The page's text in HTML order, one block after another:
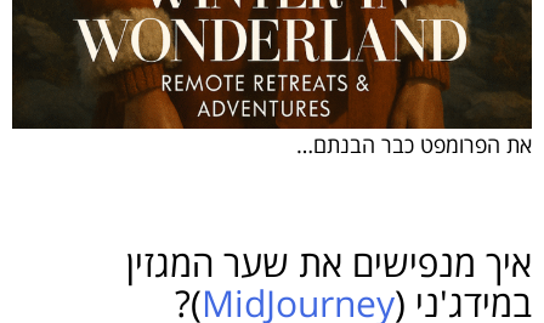
את הפרומפט כבר הבנתם…
איך מנפישים את שער המגזין
במידג'ני (MidJourney
)?